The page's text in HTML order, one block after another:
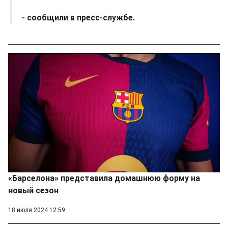
- сообщили в пресс-службе.
«Барселона» представила домашнюю форму на
новый сезон
18 июля 2024 12:59